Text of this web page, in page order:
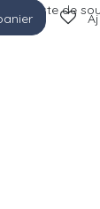
à la liste de